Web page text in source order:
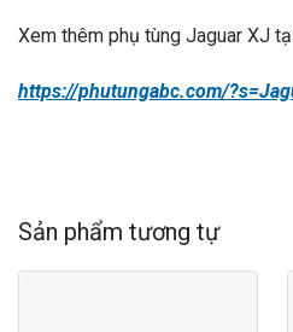
Xem thêm phụ tùng Jaguar XJ
https://phutungabc.com/
Sản phẩm tương tự